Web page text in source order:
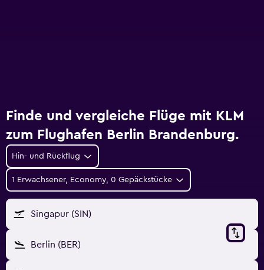
Finde und vergleiche Flüge mit KLM
zum Flughafen Berlin Brandenburg.
Hin- und Rückflug
1 Erwachsener, Economy, 0 Gepäckstücke
Singapur (SIN)
Berlin (BER)